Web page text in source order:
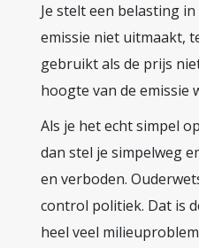
Je stelt een belasting
emissie niet uitmaakt,
gebruikt als de prijs
hoogte van de emissie
Als je het echt simpel
dan stel je simpelweg
en verboden.
control politiek. Dat is
heel veel